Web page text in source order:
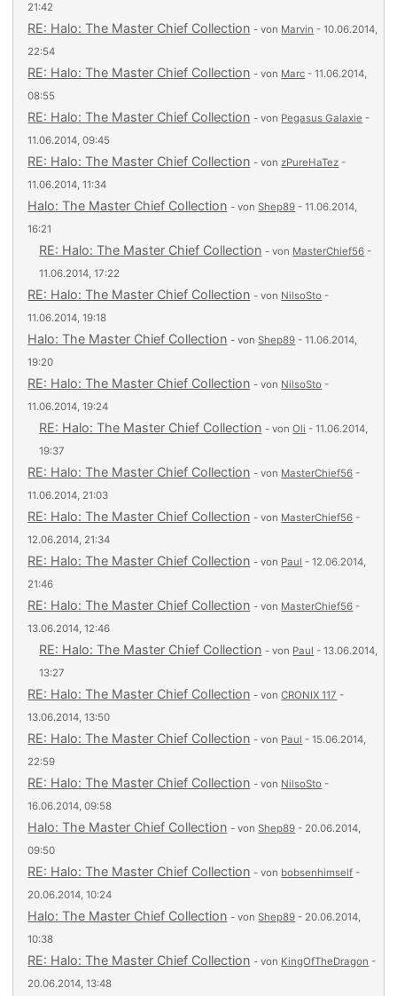
21:42
RE: Halo: The Master Chief Collection - von Marvin - 10.06.2014,
22:54
RE: Halo: The Master Chief Collection - von Marc - 11.06.2014,
08:55
RE: Halo: The Master Chief Collection - von Pegasus Galaxie -
11.06.2014, 09:45
RE: Halo: The Master Chief Collection - vonzPureHaTez -
11.06.2014, 11:34
Halo: The Master Chief Collection - vonShep89 - 11.06.2014,
16:21
RE: Halo: The Master Chief Collection - von MasterChief56 -
11.06.2014, 17:22
RE: Halo: The Master Chief Collection - von NilsoSto -
11.06.2014, 19:18
Halo: The Master Chief Collection - vonShep89 - 11.06.2014,
19:20
RE: Halo: The Master Chief Collection - von NilsoSto -
11.06.2014, 19:24
RE: Halo: The Master Chief Collection - vonOli - 11.06.2014,
19:37
RE: Halo: The Master Chief Collection - von MasterChief56 -
11.06.2014, 21:03
RE: Halo: The Master Chief Collection - von MasterChief56 -
12.06.2014, 21:34
RE: Halo: The Master Chief Collection - von Paul - 12.06.2014,
21:46
RE: Halo: The Master Chief Collection - von MasterChief56 -
13.06.2014, 12:46
RE: Halo: The Master Chief Collection - von Paul - 13.06.2014,
13:27
RE: Halo: The Master Chief Collection - vonCRONIX 117 -
13.06.2014, 13:50
RE: Halo: The Master Chief Collection - von Paul - 15.06.2014,
22:59
RE: Halo: The Master Chief Collection - von NilsoSto -
16.06.2014, 09:58
Halo: The Master Chief Collection - vonShep89 - 20.06.2014,
09:50
RE: Halo: The Master Chief Collection - von bobsenhimself -
20.06.2014, 10:24
Halo: The Master Chief Collection - vonShep89 - 20.06.2014,
10:38
RE: Halo: The Master Chief Collection - von KingOfTheDragon -
20.06.2014, 13:48